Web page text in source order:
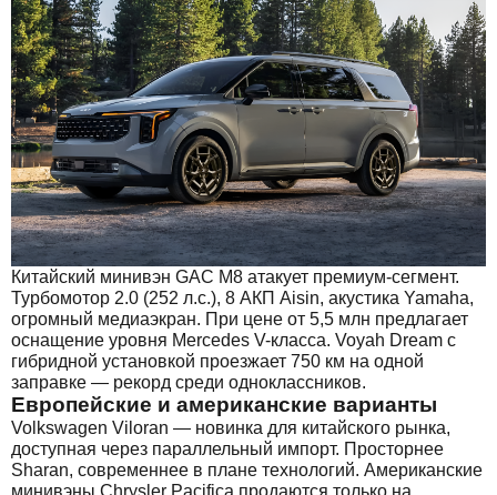
Китайский минивэн GAC M8 атакует премиум-сегмент.
Турбомотор 2.0 (252 л.с.), 8 АКП Aisin, акустика Yamaha,
огромный медиаэкран. При цене от 5,5 млн предлагает
оснащение уровня Mercedes V-класса. Voyah Dream с
гибридной установкой проезжает 750 км на одной
заправке — рекорд среди одноклассников.
Европейские и американские варианты
Volkswagen Viloran — новинка для китайского рынка,
доступная через параллельный импорт. Просторнее
Sharan, современнее в плане технологий. Американские